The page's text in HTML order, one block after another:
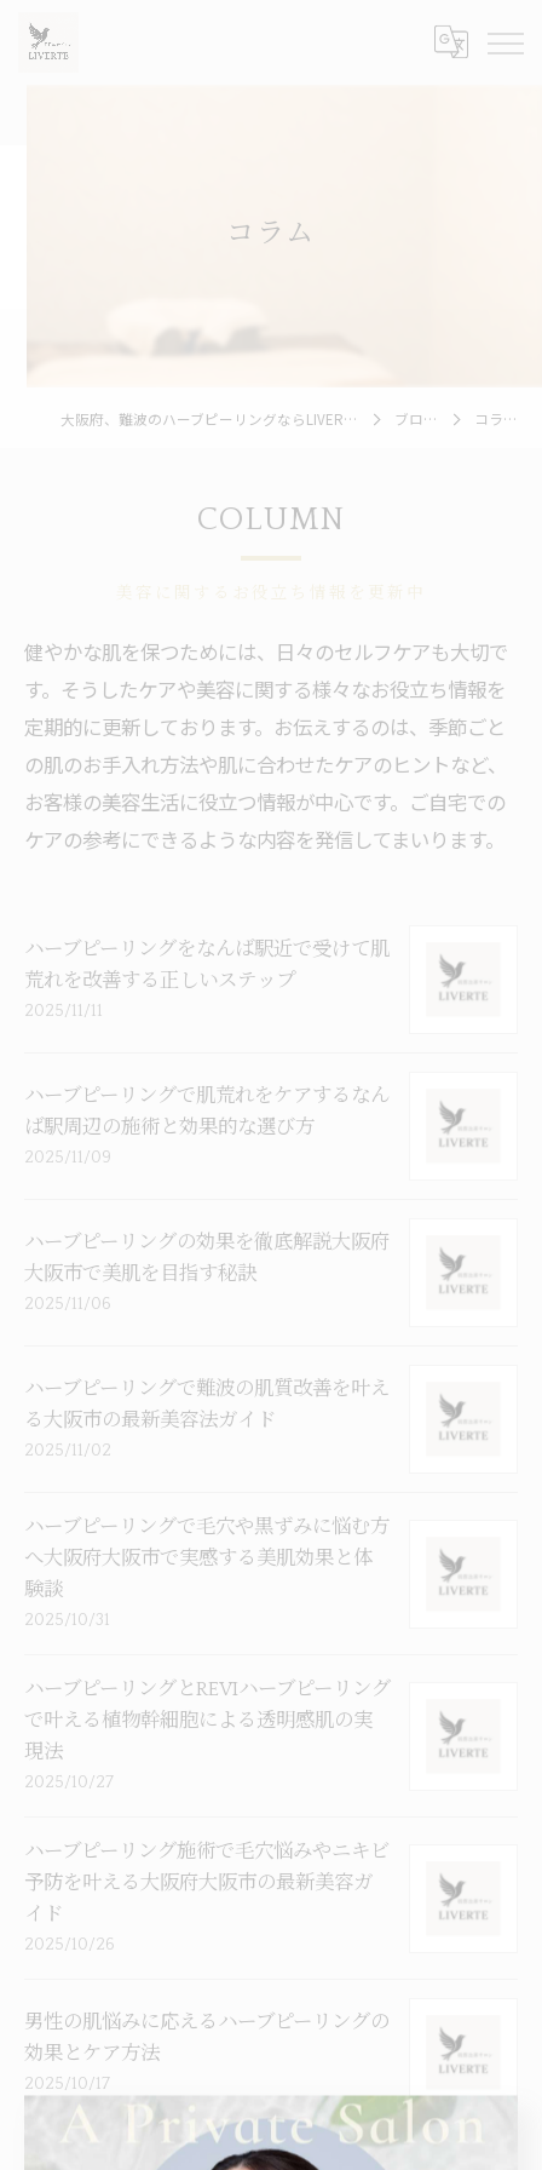
コラム
大阪府、難波のハーブピーリングならLIVERTE ブログ コラム
COLUMN
美容に関するお役立ち情報を更新中
健やかな肌を保つためには、日々のセルフケアも大切で
す。そうしたケアや美容に関する様々なお役立ち情報を
定期的に更新しております。お伝えするのは、季節ごと
の肌のお手入れ方法や肌に合わせたケアのヒントなど、
お客様の美容生活に役立つ情報が中心です。ご自宅での
ケアの参考にできるような内容を発信してまいります。
ハーブピーリングをなんば駅近で受けて肌
荒れを改善する正しいステップ
2025/11/11
ハーブピーリングで肌荒れをケアするなん
ば駅周辺の施術と効果的な選び方
2025/11/09
ハーブピーリングの効果を徹底解説大阪府
大阪市で美肌を目指す秘訣
2025/11/06
ハーブピーリングで難波の肌質改善を叶え
る大阪市の最新美容法ガイド
2025/11/02
ハーブピーリングで毛穴や黒ずみに悩む方
へ大阪府大阪市で実感する美肌効果と体
験談
2025/10/31
ハーブピーリングとREVIハーブピーリング
で叶える植物幹細胞による透明感肌の実
現法
2025/10/27
ハーブピーリング施術で毛穴悩みやニキビ
予防を叶える大阪府大阪市の最新美容ガ
イド
2025/10/26
男性の肌悩みに応えるハーブピーリングの
効果とケア方法
2025/10/17